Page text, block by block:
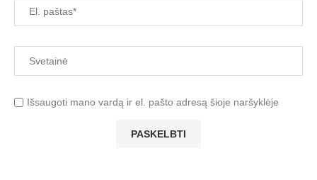
Išsaugoti mano vardą ir el. pašto adresą šioje naršyklėje